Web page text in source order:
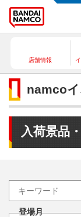
店舗情報
namco
入荷景品
登場月